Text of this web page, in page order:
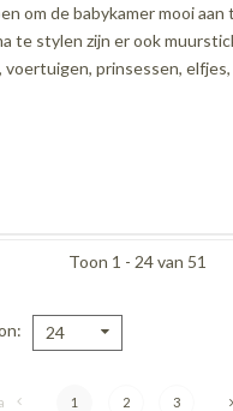
om de babykamer mooi aan
te stylen zijn er ook
prinsessen,
Toon 1 - 24 van 51
24
1 2 3